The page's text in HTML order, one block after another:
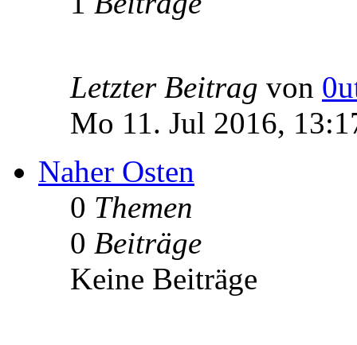
Letzter Beitrag von
Mo 11. Jul 2016,
Naher Osten
0 Themen
0 Beiträge
Keine Beiträge